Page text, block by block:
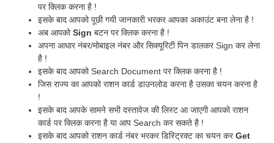
पर क्लिक करना है !
इसके बाद आपको पूछी गयी जानकारी भरकर आपका अकाउंट बना लेना है !
अब आपकोSign बटन पर क्लिक करना है !
अपना आधार नंबर/मोबाइल नंबर और सिक्यूरिटी पिन डालकर Sign कर लेना
है !
इसके बाद आपको Search Document पर क्लिक करना है !
जिस राज्य का आपको राशन कार्ड डाउनलोड करना है उसका चयन करना है
!
इसके बाद आपके सामने सभी दस्तावेज की लिस्ट आ जाएगी आपको राशन
कार्ड पर क्लिक करना है या आप Search कर सकते है !
इसके बाद आपको राशन कार्ड नंबर भरकर डिस्ट्रिक्ट का चयन करGet